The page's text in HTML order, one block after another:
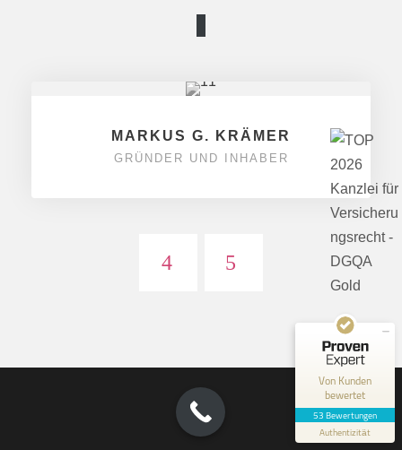
MARKUS G. KRÄMER
GRÜNDER UND INHABER
Von Kunden
bewertet
53 Bewertungen
Authentizität
100%
ProvenExpert.com
SEHR GUT
14
Bewertungen auf
ProvenExpert.com
anderen Quelle
Blick aufs ProvenExpert-Profil werfen
2.6.2026